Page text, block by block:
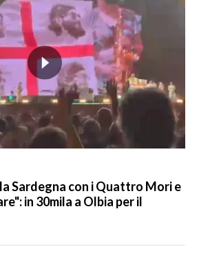
Sardegna con i Quattro Mori e
in 30mila a Olbia per il